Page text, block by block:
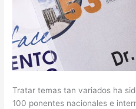
Tratar temas tan variados ha
100 ponentes nacionales e